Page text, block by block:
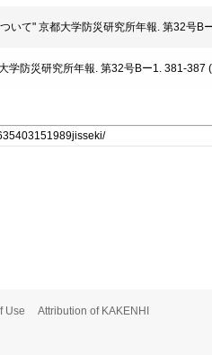
いて" 京都大学防災研究所年報. 第32号B
学防災研究所年報. 第32号Bー1. 381-387
Use Attribution of KAKENHI